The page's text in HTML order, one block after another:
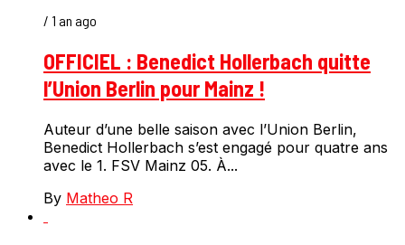
/ 1 an ago
OFFICIEL : Benedict Hollerbach quitte
l’Union Berlin pour Mainz !
Auteur d’une belle saison avec l’Union Berlin,
Benedict Hollerbach s’est engagé pour quatre ans
avec le 1. FSV Mainz 05. À...
By Matheo R